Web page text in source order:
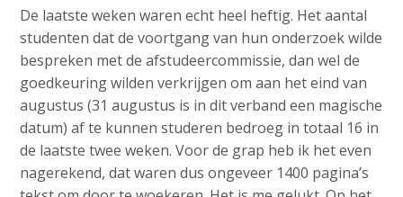
J
u
m
p
t
o
m
a
:
De laatste weken waren echt heel heftig. Het aantal
studenten dat de voortgang van hun onderzoek wilde
bespreken met de afstudeercommissie, dan wel de
goedkeuring wilden verkrijgen om aan het eind van
augustus (31 augustus is in dit verband een magische
datum) af te kunnen studeren bedroeg in totaal 16 in
de laatste twee weken. Voor de grap heb ik het even
nagerekend, dat waren dus ongeveer 1400 pagina’s
English
Nederlands